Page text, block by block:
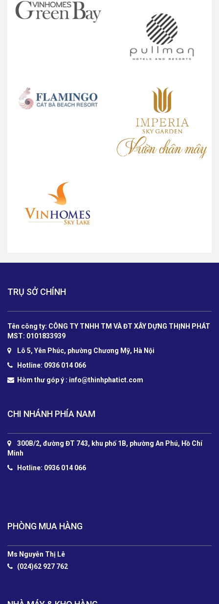
TRỤ SỞ CHÍNH
Tên công ty: CÔNG TY TNHH TM VÀ ĐT XÂY DỰNG THỊNH PHÁT
MST: 0101833939
Lô 5, Yên Phúc, phường Chương Mỹ, Hà Nội
Hotline: 0936 014 066
Hòm thư góp ý : info@thinhphatict.com
CHI NHÁNH PHÍA NAM
300B/2, đường ĐT 743, khu phố 1B, phường An Phú, Hồ Chí
Minh
Hotline: 0936 014 066
.
PHÒNG MUA HÀNG
Ms Nguyễn Thị Lê
(024)62 927 762